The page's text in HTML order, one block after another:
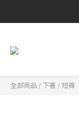
全部商品 / 下著 / 短褲